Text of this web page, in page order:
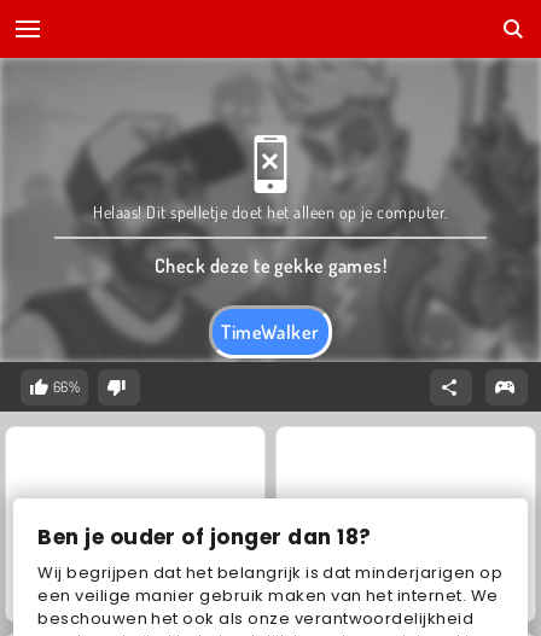
Ben je ouder of jonger dan 18?
Wij begrijpen dat het belangrijk is dat minderjarigen op
een veilige manier gebruik maken van het internet. We
beschouwen het ook als onze verantwoordelijkheid
TimeWalker
Helaas! Dit spelletje doet het alleen op je computer.
Check deze te gekke games!
66%
Juice Merge Grand Mahjong Connect